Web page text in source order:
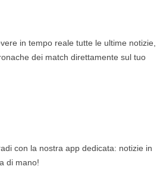
in tempo reale tutte le ultime notizie,
dei match direttamente sul tuo
con la nostra app dedicata: notizie in
di mano!